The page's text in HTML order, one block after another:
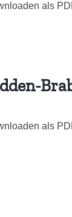
als
als